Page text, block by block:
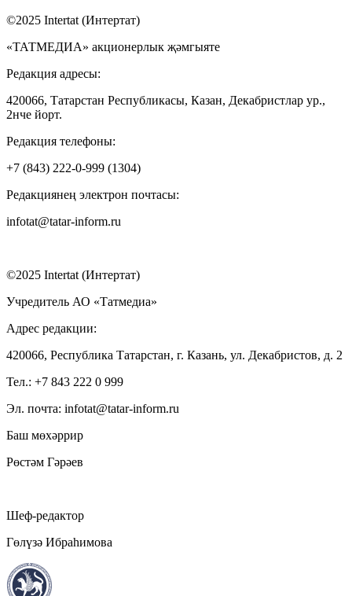
©2025 Intertat (Интертат)
«ТАТМЕДИА» акционерлык җәмгыяте
Редакция адресы:
420066, Татарстан Республикасы, Казан, Декабристлар ур.,
2нче йорт.
Редакция телефоны:
+7 (843) 222-0-999 (1304)
Редакциянең электрон почтасы:
infotat@tatar-inform.ru
©2025 Intertat (Интертат)
Учредитель АО «Татмедиа»
Адрес редакции:
420066, Республика Татарстан, г. Казань, ул. Декабристов, д. 2
Тел.: +7 843 222 0 999
Эл. почта: infotat@tatar-inform.ru
Баш мөхәррир
Рөстәм Гәрәев
Шеф-редактор
Гөлүзә Ибраһимова